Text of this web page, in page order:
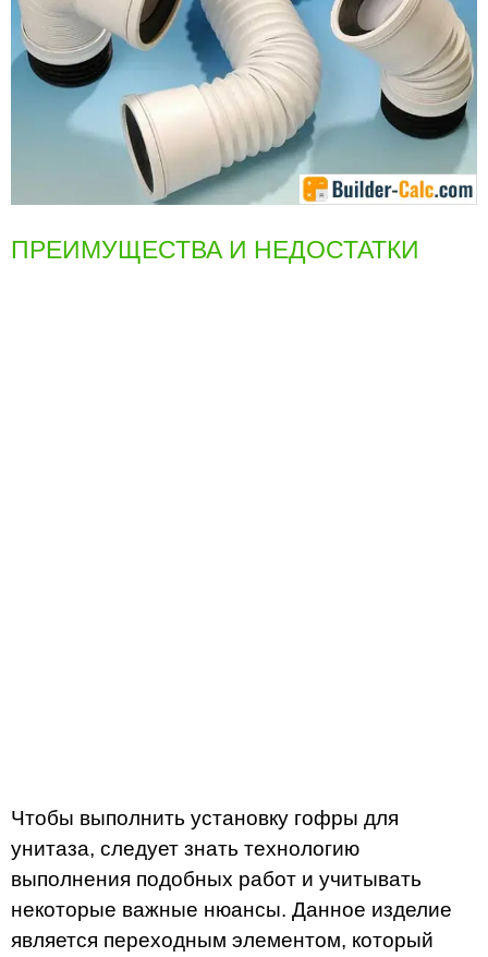
ПРЕИМУЩЕСТВА И НЕДОСТАТКИ
Чтобы выполнить установку гофры для
унитаза, следует знать технологию
выполнения подобных работ и учитывать
некоторые важные нюансы. Данное изделие
является переходным элементом, который